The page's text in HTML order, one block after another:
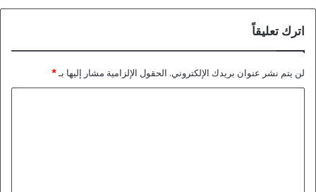
اترك تعليقاً
لن يتم نشر عنوان بريدك الإلكتروني. الحقول الإلزامية مشار إليها بـ*